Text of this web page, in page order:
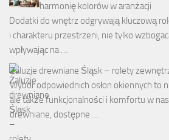
harmonię kolorów w aranżacji
Dodatki do wnętrz odgrywają kluczową
i charakteru przestrzeni, nie tylko
wpływając na …
Żaluzje drewniane Śląsk – rolety
Wybór odpowiednich osłon okiennych to
ale także funkcjonalności i komfortu w
drewniane, dostępne …